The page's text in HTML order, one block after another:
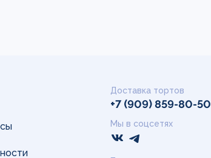
Доставка тортов
+7 (909) 859-80-50
Мы в соцсетях